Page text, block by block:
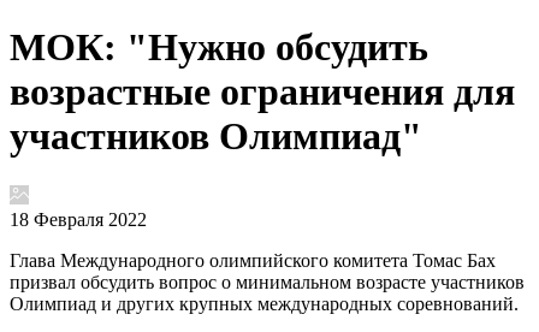
МОК: "Нужно обсудить
возрастные ограничения для
участников Олимпиад"
18 Февраля 2022
Глава Международного олимпийского комитета Томас Бах
призвал обсудить вопрос о минимальном возрасте участников
Олимпиад и других крупных международных соревнований.